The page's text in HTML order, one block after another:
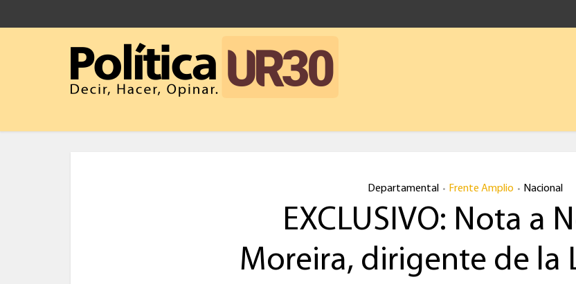
Departamental • Frente Amplio • Nacional
EXCLUSIVO: Nota a
Moreira, dirigente de la